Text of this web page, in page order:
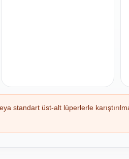
standart üst-alt lüperlerle